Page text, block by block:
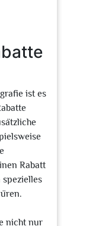
ist es
Rabatt
nicht nur